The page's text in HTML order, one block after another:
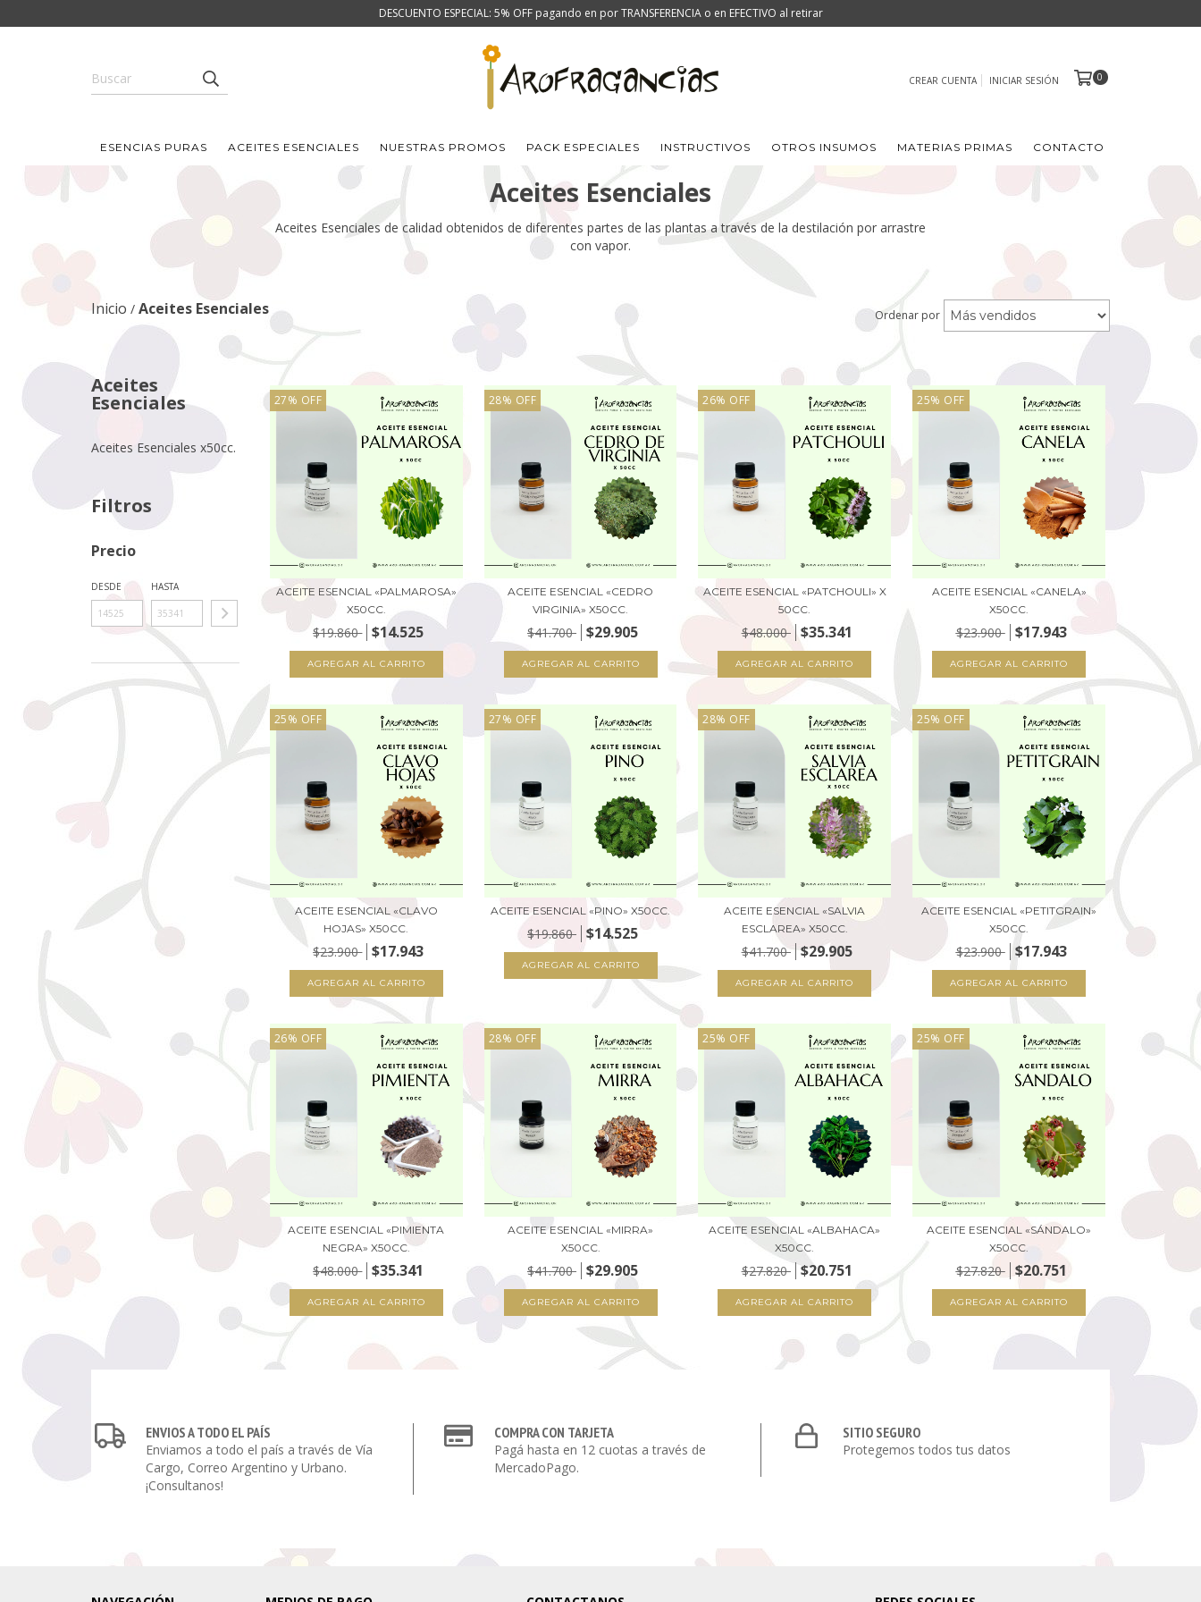
DESCUENTO ESPECIAL: 5% OFF pagando en por TRANSFERENCIA o en EFECTIVO al retirar
CREAR CUENTA INICIAR SESIÓN 0
ESENCIAS PURAS ACEITES ESENCIALES NUESTRAS PROMOS PACK ESPECIALES INSTRUCTIVOS OTROS INSUMOS MATERIAS PRIMAS CONTACTO
Aceites Esenciales
Aceites Esenciales de calidad obtenidos de diferentes partes de las plantas a través de la destilación por arrastre
con vapor.
Inicio / Aceites Esenciales Ordenar por
Aceites
Esenciales
Aceites Esenciales x50cc.
Filtros
Precio
DESDE HASTA
27% OFF
ACEITE ESENCIAL «PALMAROSA»
X50CC.
$19.860 $14.525
28% OFF
ACEITE ESENCIAL «CEDRO
VIRGINIA» X50CC.
$41.700 $29.905
26% OFF
ACEITE ESENCIAL «PATCHOULI» X
50CC.
$48.000 $35.341
25% OFF
ACEITE ESENCIAL «CANELA»
X50CC.
$23.900 $17.943
25% OFF
ACEITE ESENCIAL «CLAVO
HOJAS» X50CC.
$23.900 $17.943
27% OFF
ACEITE ESENCIAL «PINO» X50CC.
$19.860 $14.525
28% OFF
ACEITE ESENCIAL «SALVIA
ESCLAREA» X50CC.
$41.700 $29.905
25% OFF
ACEITE ESENCIAL «PETITGRAIN»
X50CC.
$23.900 $17.943
26% OFF
ACEITE ESENCIAL «PIMIENTA
NEGRA» X50CC.
$48.000 $35.341
28% OFF
ACEITE ESENCIAL «MIRRA»
X50CC.
$41.700 $29.905
25% OFF
ACEITE ESENCIAL «ALBAHACA»
X50CC.
$27.820 $20.751
25% OFF
ACEITE ESENCIAL «SÁNDALO»
X50CC.
$27.820 $20.751
ENVIOS A TODO EL PAÍS
Enviamos a todo el país a través de Vía
Cargo, Correo Argentino y Urbano.
¡Consultanos!
COMPRA CON TARJETA
Pagá hasta en 12 cuotas a través de
MercadoPago.
SITIO SEGURO
Protegemos todos tus datos